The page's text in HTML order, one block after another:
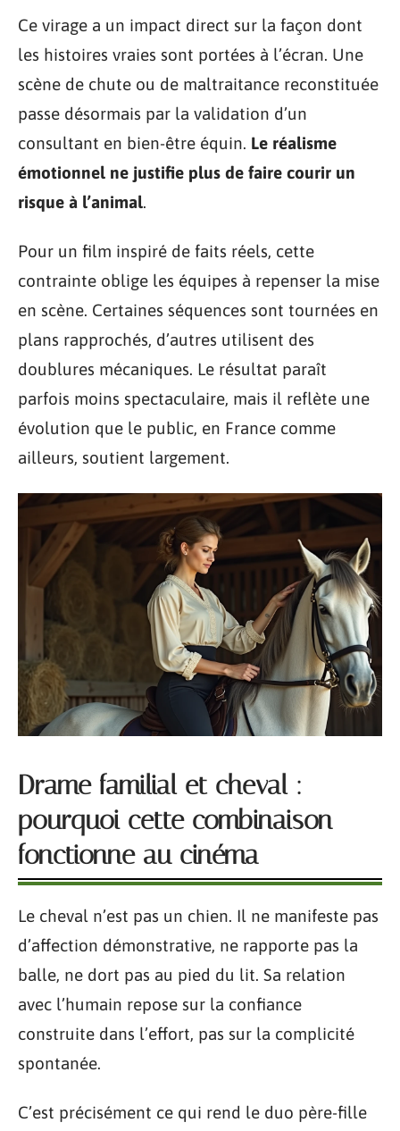
Ce virage a un impact direct sur la façon dont
les histoires vraies sont portées à l’écran. Une
scène de chute ou de maltraitance reconstituée
passe désormais par la validation d’un
consultant en bien-être équin. Le réalisme
émotionnel ne justifie plus de faire courir un
risque à l’animal.
Pour un film inspiré de faits réels, cette
contrainte oblige les équipes à repenser la mise
en scène. Certaines séquences sont tournées en
plans rapprochés, d’autres utilisent des
doublures mécaniques. Le résultat paraît
parfois moins spectaculaire, mais il reflète une
évolution que le public, en France comme
ailleurs, soutient largement.
Drame familial et cheval :
pourquoi cette combinaison
fonctionne au cinéma
Le cheval n’est pas un chien. Il ne manifeste pas
d’affection démonstrative, ne rapporte pas la
balle, ne dort pas au pied du lit. Sa relation
avec l’humain repose sur la confiance
construite dans l’effort, pas sur la complicité
spontanée.
C’est précisément ce qui rend le duo père-fille